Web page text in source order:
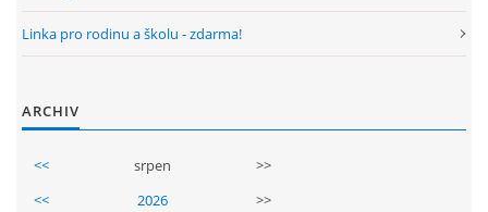
NAŠE ÚSPĚCHY
GDPR
PŘEDŠKOLÁCI
Linka pro rodinu a školu - zdarma!
ARCHIV
<< srpen
>>
<<
2026
>>